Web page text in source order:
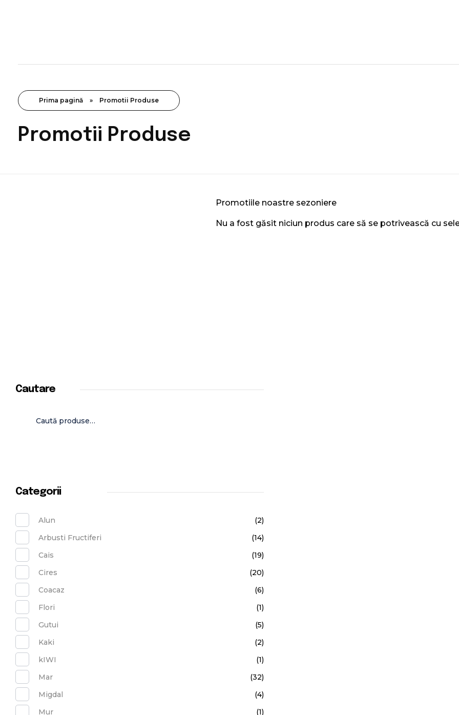
Prima pagină » Promotii Produse
Promotii Produse
Promotiile noastre sezoniere
Nu a fost găsit niciun produs care să se potrivească cu
Cautare
Categorii
Alun
(2)
Arbusti Fructiferi
(14)
Cais
(19)
Cires
(20)
Coacaz
(6)
Flori
(1)
Gutui
(5)
Kaki
(2)
kIWI
(1)
Mar
(32)
Migdal
(4)
Mur
(1)